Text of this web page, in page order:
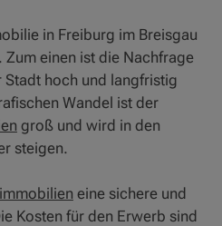
in Freiburg im Breisgau
einen ist die Nachfrage
Stadt hoch und langfristig
Wandel ist der
groß und wird in den
steigen.
eine sichere und
Kosten für den Erwerb sind